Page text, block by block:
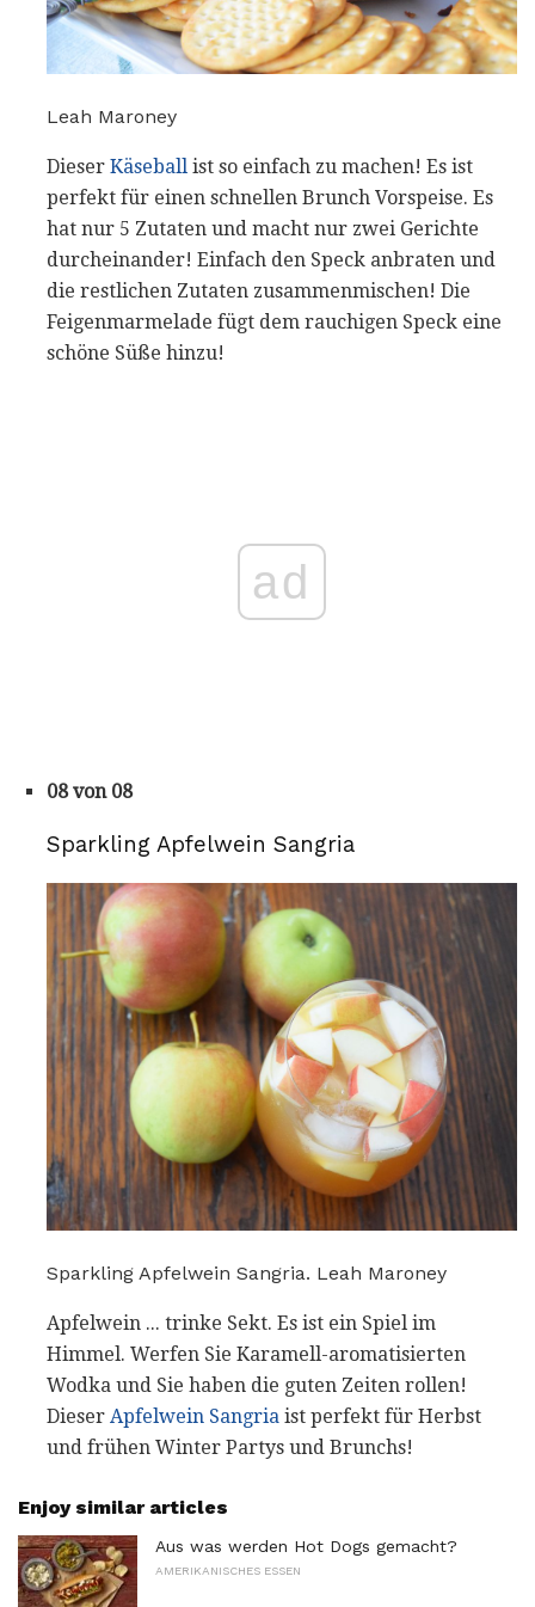
Leah Maroney
Dieser Käseball ist so einfach zu machen! Es ist
perfekt für einen schnellen Brunch Vorspeise. Es
hat nur 5 Zutaten und macht nur zwei Gerichte
durcheinander! Einfach den Speck anbraten und
die restlichen Zutaten zusammenmischen! Die
Feigenmarmelade fügt dem rauchigen Speck eine
schöne Süße hinzu!
ad
08 von 08
Sparkling Apfelwein Sangria
Sparkling Apfelwein Sangria. Leah Maroney
Apfelwein ... trinke Sekt. Es ist ein Spiel im
Himmel. Werfen Sie Karamell-aromatisierten
Wodka und Sie haben die guten Zeiten rollen!
Dieser Apfelwein Sangria ist perfekt für Herbst
und frühen Winter Partys und Brunchs!
Enjoy similar articles
Aus was werden Hot Dogs gemacht?
AMERIKANISCHES ESSEN